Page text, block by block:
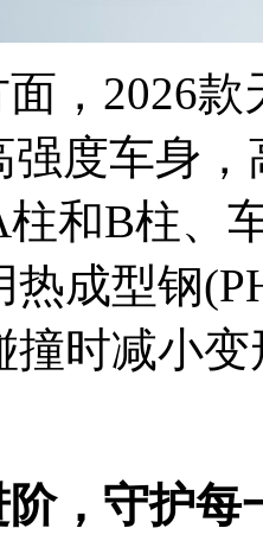
，2026款
强度车身
柱和B柱、
成型钢
撞时减小
，守护每